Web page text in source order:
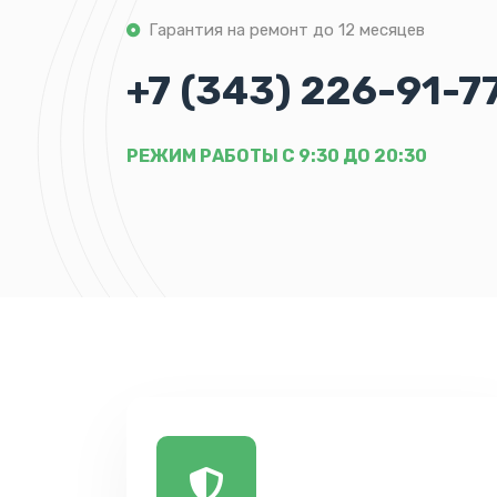
Гарантия на ремонт до 12 месяцев
+7 (343) 226-91-
РЕЖИМ РАБОТЫ С 9:30 ДО 20:30